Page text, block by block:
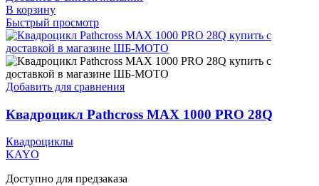
В корзину
Быстрый просмотр
Добавить для сравнения
Квадроцикл Pathcross MAX 1000 PRO 28Q
Квадроциклы
KAYO
Доступно для предзаказа